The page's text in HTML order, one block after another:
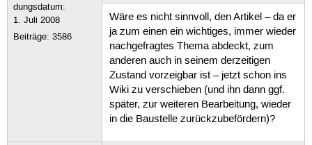
dungsdatum:
1. Juli 2008
Beiträge:3586
Wäre es nicht sinnvoll, den Artikel – da er
ja zum einen ein wichtiges, immer wieder
nachgefragtes Thema abdeckt, zum
anderen auch in seinem derzeitigen
Zustand vorzeigbar ist – jetzt schon ins
Wiki zu verschieben (und ihn dann ggf.
später, zur weiteren Bearbeitung, wieder
in die Baustelle zurückzubefördern)?